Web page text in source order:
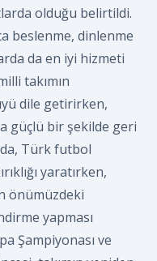
olduğu belirtildi.
beslenme, dinlenme
da en iyi hizmeti
takımın
dile getirirken,
güçlü bir şekilde geri
Türk futbol
yaratırken,
önümüzdeki
yapması
Şampiyonası ve